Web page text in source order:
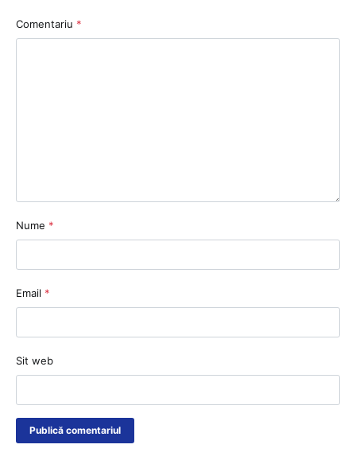
Comentariu *
Nume *
Email *
Sit web